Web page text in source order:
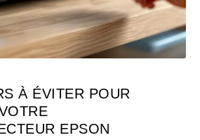
À ÉVITER POUR
EPSON